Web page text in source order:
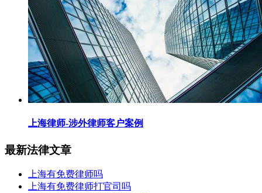
上海律师-涉外律师客户案例
最新法律文章
上海有免费律师吗
上海有免费律师打官司吗